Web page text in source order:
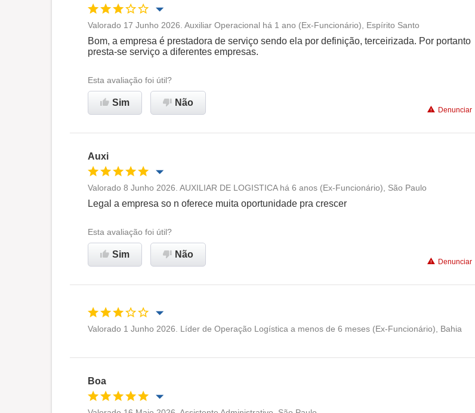
Oportunidade de promoção Conciliação com a vida familiar
Não recomenda esta
empresa
Valorado 17 Junho 2026. Auxiliar Operacional há 1 ano (Ex-Funcionário), Espírito Santo
Bom, a empresa é prestadora de serviço sendo ela por definição, terceirizada. Por portanto
presta-se serviço a diferentes empresas.
Esta avaliação foi útil?
Sim Não
Denunciar
Auxi
Oportunidade de promoção
Ambiente de trabalho
Conciliação com a vida familiar
Recomenda esta empresa
Valorado 8 Junho 2026. AUXILIAR DE LOGISTICA há 6 anos (Ex-Funcionário), São Paulo
Legal a empresa so n oferece muita oportunidade pra crescer
Esta avaliação foi útil?
Sim Não
Denunciar
Valorado 1 Junho 2026. Líder de Operação Logística a menos de 6 meses (Ex-Funcionário), Bahia
Boa